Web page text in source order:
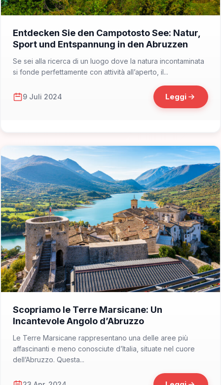
Entdecken Sie den Campotosto See: Natur,
Sport und Entspannung in den Abruzzen
Se sei alla ricerca di un luogo dove la natura incontaminata
si fonde perfettamente con attività all’aperto, il...
9 Juli 2024 Leggi
Scopriamo le Terre Marsicane: Un
Incantevole Angolo d’Abruzzo
Le Terre Marsicane rappresentano una delle aree più
affascinanti e meno conosciute d’Italia, situate nel cuore
dell’Abruzzo. Questa...